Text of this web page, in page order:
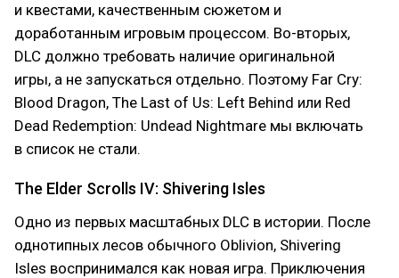
и квестами, качественным сюжетом и
доработанным игровым процессом. Во-вторых,
DLC должно требовать наличие оригинальной
игры, а не запускаться отдельно. Поэтому Far Cry:
Blood Dragon, The Last of Us: Left Behind или Red
Dead Redemption: Undead Nightmare мы включать
в список не стали.
The Elder Scrolls IV: Shivering Isles
Одно из первых масштабных DLC в истории. После
однотипных лесов обычного Oblivion, Shivering
Isles воспринимался как новая игра. Приключения